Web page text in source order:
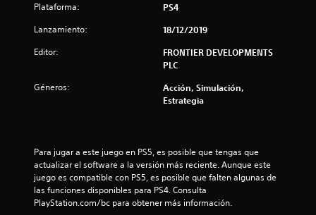
t
l
a
Plataforma: PS4
Lanzamiento: 18/12/2019
Editor:
FRONTIER DEVELOPMENTS
PLC
Géneros:
Acción, Simulación,
Estrategia
Para jugar a este juego en PS5, es posible que tengas que
actualizar el software a la versión más reciente. Aunque este
juego es compatible con PS5, es posible que falten algunas de
las funciones disponibles para PS4. Consulta
PlayStation.com/bc para obtener más información.